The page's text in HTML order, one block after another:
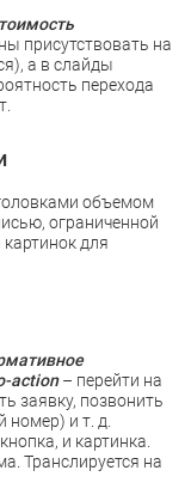
присутствовать на
а в слайды
перехода
объемом
ограниченной
для
action – перейти на
заявку, позвонить
номер) и т. д.
и картинка.
Транслируется на